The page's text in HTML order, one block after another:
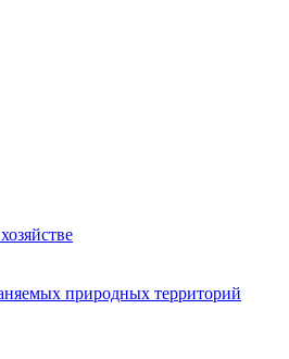
природных территорий